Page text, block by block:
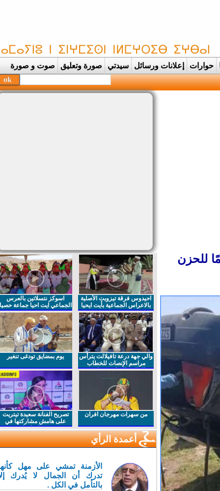
حوارات إعلانات ورسائل سيدتي صورة وتعليق صوت و صورة
للحزن
احيدوس فرقة تيزويت الأصلية
بالاعراس الجماعية بأيت ايحيا
اسوكز نتسلاتين بالعرس
الجماعي ايت احيا جماعة حصيا
والي جهة درعة تافيلالت يترأس
مراسم الإنصات للخطاب
الملكي السامي بمناسبة
يوم بمضايق تودغى تنغير
من سهرات مهرجان افران
تصريح الفنانة سعيدة تيتريت
على هامش مشاركتها في
مهرجان افران
أعمدة الرأي
الأزمنة تمشي على مهل كأنها
تدرك أن الجمال لا يُدرك إلا
بالتأمل في الكل .